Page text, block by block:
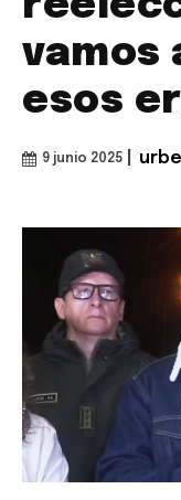
vamos
esos
9 junio 2025 urbe